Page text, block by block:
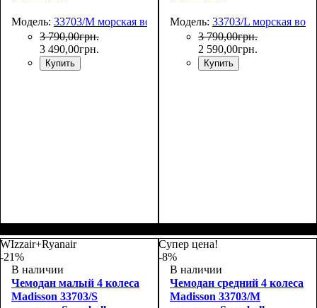
Модель: 33703/M морская волна
3 790,00грн.
3 490,00грн.
Купить
66х44х27
Модель: 33703/L морская
3 790,00грн.
2 590,00грн.
Купить
75х50х30
WIzzair+Ryanair
-21%
В наличии
Чемодан малый 4 колеса
Madisson 33703/S
Супер цена!
-8%
В наличии
Чемодан средний 4 колеса
Madisson 33703/M